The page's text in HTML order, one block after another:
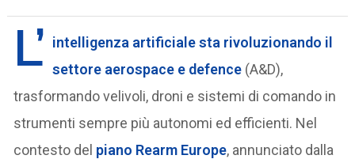
L’ intelligenza artificiale sta rivoluzionando il
settore aerospace e defence (A&D),
trasformando velivoli, droni e sistemi di comando in
strumenti sempre più autonomi ed efficienti. Nel
contesto del piano Rearm Europe, annunciato dalla